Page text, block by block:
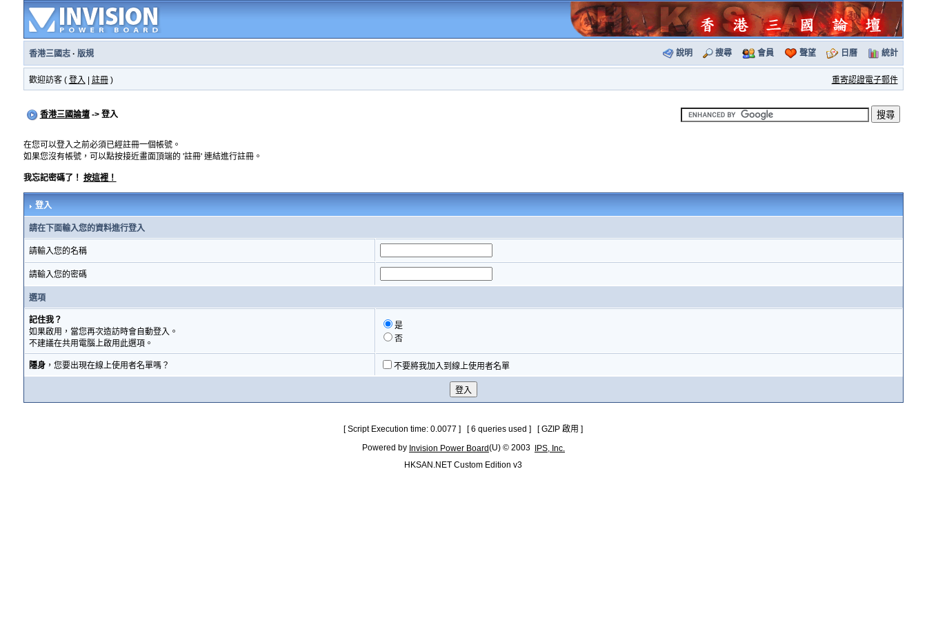
香港三國志· 版規 說明 搜尋 會員 聲望 日曆 統計
歡迎訪客 ( 登入 註冊) 重寄認證電子郵件
香港三國論壇-> 登入
在您可以登入之前必須已經註冊一個帳號。
如果您沒有帳號，可以點按接近畫面頂端的 '註冊' 連結進行註冊。
我忘記密碼了！ 按這裡！
登入
請在下面輸入您的資料進行登入
請輸入您的名稱
請輸入您的密碼
選項
記住我？
如果啟用，當您再次造訪時會自動登入。
不建議在共用電腦上啟用此選項。
是
否
隱身，您要出現在線上使用者名單嗎？ 不要將我加入到線上使用者名單
[ Script Execution time: 0.0077 ] [ 6 queries used ] [ GZIP 啟用 ]
Powered by Invision Power Board(U) © 2003
IPS, Inc.
HKSAN.NET Custom Edition v3